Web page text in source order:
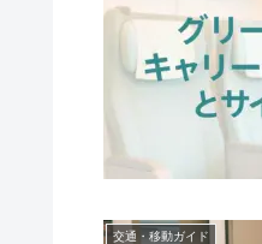
交通・移動ガイド